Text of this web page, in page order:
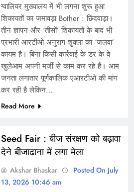
ग्वालियर मुख्यालय में भी लगना शुरू हुआ
शिकायतों का जमावड़ा Bother : छिंदवाड़ा।
तीन ज्ञापन और ‘तीसों’ शिकायतों के बाद भी
प्रभारी आरटीओ अनुराग शुक्ला का ‘जलवा’
कायम है। बिना किसी कार्रवाई के डर के वे
खुलेआम अपनी मर्जी से काम कर रहे हैं। आम
जनता लगातार पूर्णकालिक एआरटीओ की मांग
कर रही है लेकिन…
Read More
Seed Fair : बीज संरक्षण को बढ़ावा
देने बीजाढाना में लगा मेला
Akshar Bhaskar
Posted On July
13, 2026 10:46 am